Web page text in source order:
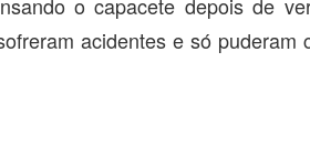
acidentes e só puderam